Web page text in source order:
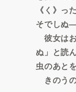
《く》っ
そでしぬ
彼女は
ぬ」と読
虫のあと
きのう